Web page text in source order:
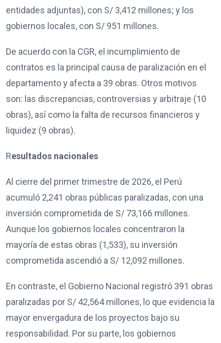
entidades adjuntas), con S/ 3,412 millones; y los
gobiernos locales, con S/ 951 millones.
De acuerdo con la CGR, el incumplimiento de
contratos es la principal causa de paralización en el
departamento y afecta a 39 obras. Otros motivos
son: las discrepancias, controversias y arbitraje (10
obras), así como la falta de recursos financieros y
liquidez (9 obras).
Resultados nacionales
Al cierre del primer trimestre de 2026, el Perú
acumuló 2,241 obras públicas paralizadas, con una
inversión comprometida de S/ 73,166 millones.
Aunque los gobiernos locales concentraron la
mayoría de estas obras (1,533), su inversión
comprometida ascendió a S/ 12,092 millones.
En contraste, el Gobierno Nacional registró 391 obras
paralizadas por S/ 42,564 millones, lo que evidencia la
mayor envergadura de los proyectos bajo su
responsabilidad. Por su parte, los gobiernos